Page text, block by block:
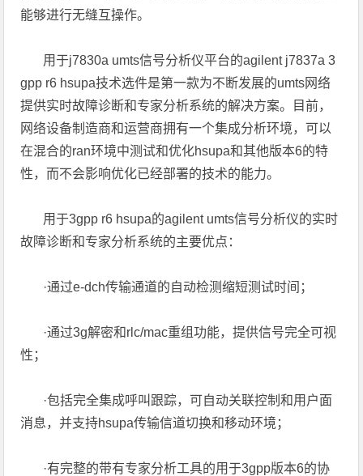
能够进行无缝互操作。
用于j7830a umts信号分析仪平台的agilent j7837a 3
gpp r6 hsupa技术选件是第一款为不断发展的umts网络
提供实时故障诊断和专家分析系统的解决方案。目前，
网络设备制造商和运营商拥有一个集成分析环境，可以
在混合的ran环境中测试和优化hsupa和其他版本6的特
性，而不会影响优化已经部署的技术的能力。
用于3gpp r6 hsupa的agilent umts信号分析仪的实时
故障诊断和专家分析系统的主要优点：
·通过e-dch传输通道的自动检测缩短测试时间；
·通过3g解密和rlc/mac重组功能，提供信号完全可视
性；
·包括完全集成呼叫跟踪，可自动关联控制和用户面
消息，并支持hsupa传输信道切换和移动环境；
·有完整的带有专家分析工具的用于3gpp版本6的协